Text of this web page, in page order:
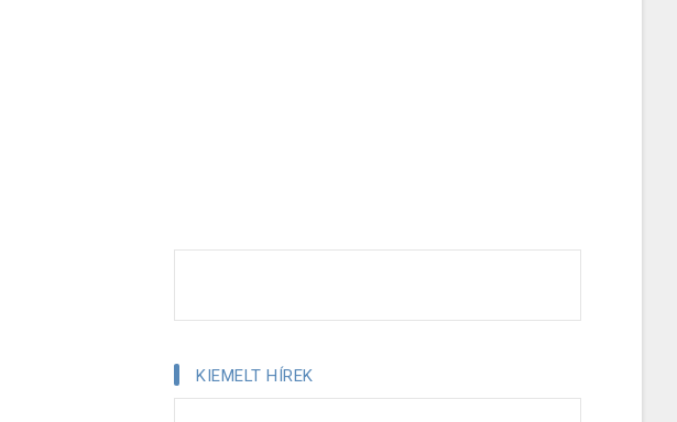
KIEMELT HÍREK